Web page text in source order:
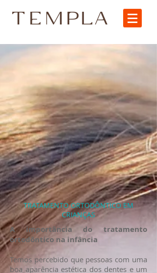
TRATAMENTO ORTODÔNTICO EM
CRIANÇAS
A importância do tratamento
ortodôntico na infância
Temos percebido que pessoas com uma
boa aparência estética dos dentes e um